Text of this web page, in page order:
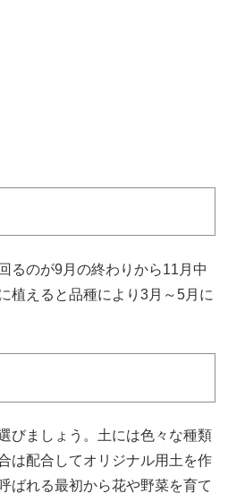
るのが9月の終わりから11月中
植えると品種により3月～5月に
びましょう。土には色々な種類
は配合してオリジナル用土を作
ばれる最初から花や野菜を育て